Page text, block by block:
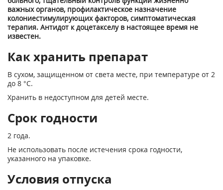
важных органов, профилактическое назначение
колониестимулирующих факторов, симптоматическая
терапия. Антидот к доцетакселу в настоящее время не
известен.
Как хранить препарат
В сухом, защищенном от света месте, при температуре от 2
до 8 °С.
Хранить в недоступном для детей месте.
Срок годности
2 года.
Не использовать после истечения срока годности,
указанного на упаковке.
Условия отпуска